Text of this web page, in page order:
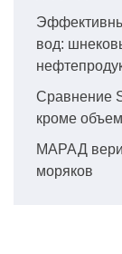
вод:
Сравнение
кроме
МАРАД
моряков